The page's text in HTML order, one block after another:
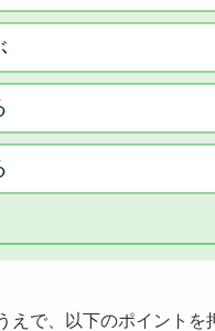
で、以下のポイントを